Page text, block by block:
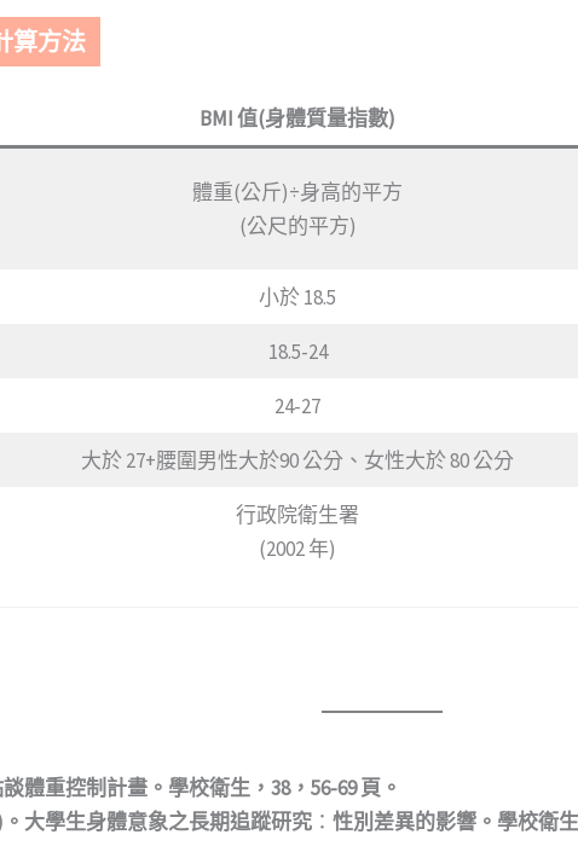
算方法
BMI 值(身體質量指數)
體重(公斤)÷身高的平方
(公尺的平方)
小於 18.5
18.5-24
24-27
大於 27+腰圍男性大於90 公分、女性大於 80 公分
行政院衛生署
(2002 年)
體重控制計畫。學校衛生，38，56-69 頁。
大學生身體意象之長期追蹤研究： 性別差異的影響。學校衛生